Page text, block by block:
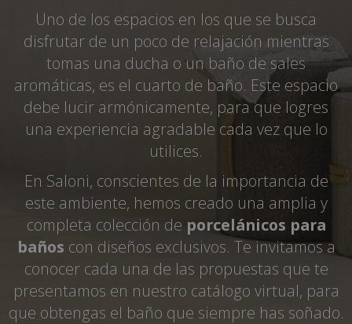
Uno de los espacios en los que se busca
disfrutar de un poco de relajación mientras
tomas una ducha o un baño de sales
aromáticas, es el cuarto de baño. Este espacio
debe lucir armónicamente, para que logres
una experiencia agradable cada vez que lo
utilices.
En Saloni, conscientes de la importancia de
este ambiente, hemos creado una amplia y
completa colección de porcelánicos para
baños con diseños exclusivos. Te invitamos a
conocer cada una de las propuestas que te
presentamos en nuestro catálogo virtual, para
que obtengas el baño que siempre has soñado.